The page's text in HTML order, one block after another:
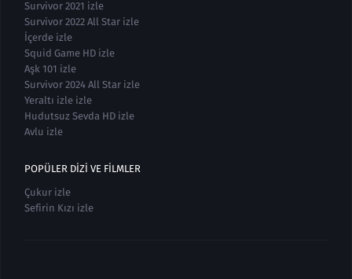
Survivor 2021 izle
Survivor 2022 All Star izle
İçerde izle
Squid Game HD izle
Aşk 101 izle
Survivor 2024 All Star izle
Yeraltı izle izle
Hudutsuz Sevda HD izle
Avlu izle
POPÜLER DIZI VE FILMLER
Çukur izle
Sefirin Kızı izle